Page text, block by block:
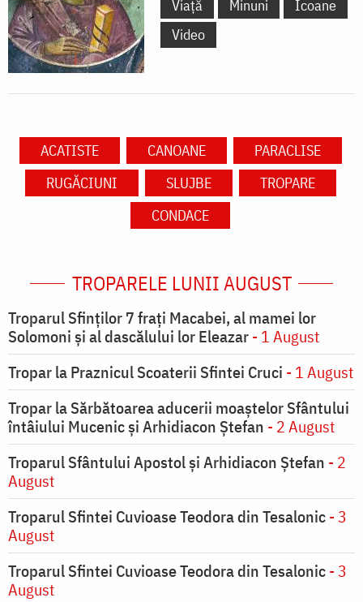
Viață
Minuni
Icoane
Video
ACATISTE CANOANE
PARACLISE
RUGĂCIUNI
SLUJBE
TROPARE
CONDACE
TROPARELE LUNII AUGUST
Troparul Sfinţilor 7 fraţi Macabei, al mamei lor
Solomoni şi al dascălului lor Eleazar- 1 August
Tropar la Praznicul Scoaterii Sfintei Cruci - 1 August
Tropar la Sărbătoarea aducerii moaştelor Sfântului
întâiului Mucenic şi Arhidiacon Ştefan - 2 August
Troparul Sfântului Apostol și Arhidiacon Ștefan - 2
August
Troparul Sfintei Cuvioase Teodora din Tesalonic- 3
August
Troparul Sfintei Cuvioase Teodora din Tesalonic- 3
August